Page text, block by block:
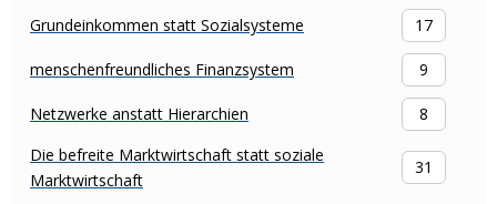
Grundeinkommen statt Sozialsysteme 17
menschenfreundliches Finanzsystem 9
Netzwerke anstatt Hierarchien
8
Die befreite Marktwirtschaft statt soziale
Marktwirtschaft
31